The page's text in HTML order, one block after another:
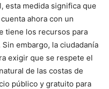
esta medida significa que
ahora con un
tiene los recursos para
embargo, la ciudadanía
exigir que se respete el
de las costas de
público y gratuito para